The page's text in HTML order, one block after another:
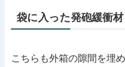
袋に入った発砲緩衝材
こちらも外箱の隙間を埋